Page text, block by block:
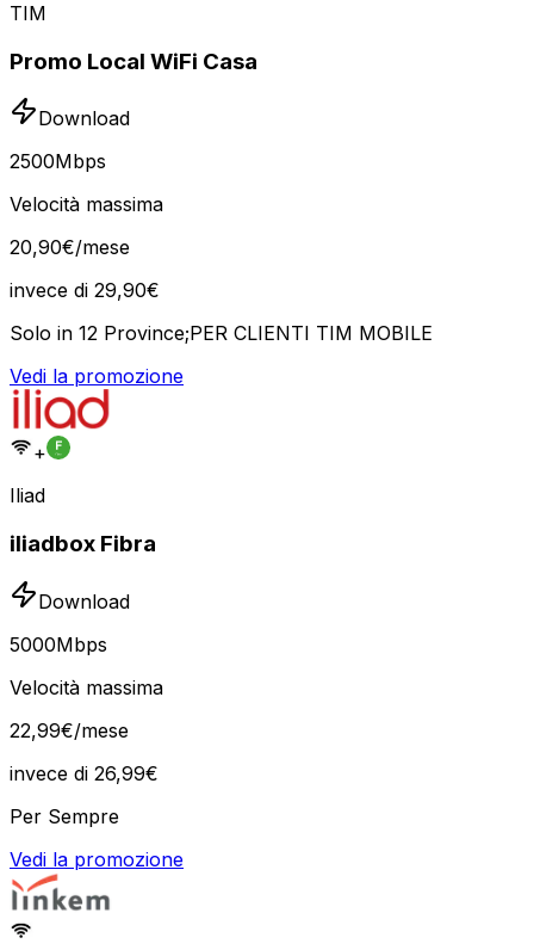
TIM
Promo Local WiFi Casa
Download
2500Mbps
Velocità massima
20,90€/mese
invece di 29,90€
Solo in 12 Province;PER CLIENTI TIM MOBILE
Vedi la promozione
+
Iliad
iliadbox Fibra
Download
5000Mbps
Velocità massima
22,99€/mese
invece di 26,99€
Per Sempre
Vedi la promozione